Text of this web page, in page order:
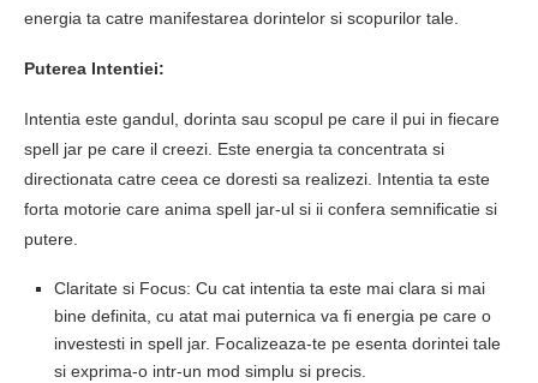
energia ta catre manifestarea dorintelor si scopurilor tale.
Puterea Intentiei:
Intentia este gandul, dorinta sau scopul pe care il pui in fiecare
spell jar pe care il creezi. Este energia ta concentrata si
directionata catre ceea ce doresti sa realizezi. Intentia ta este
forta motorie care anima spell jar-ul si ii confera semnificatie si
putere.
Claritate si Focus: Cu cat intentia ta este mai clara si mai
bine definita, cu atat mai puternica va fi energia pe care o
investesti in spell jar. Focalizeaza-te pe esenta dorintei tale
si exprima-o intr-un mod simplu si precis.